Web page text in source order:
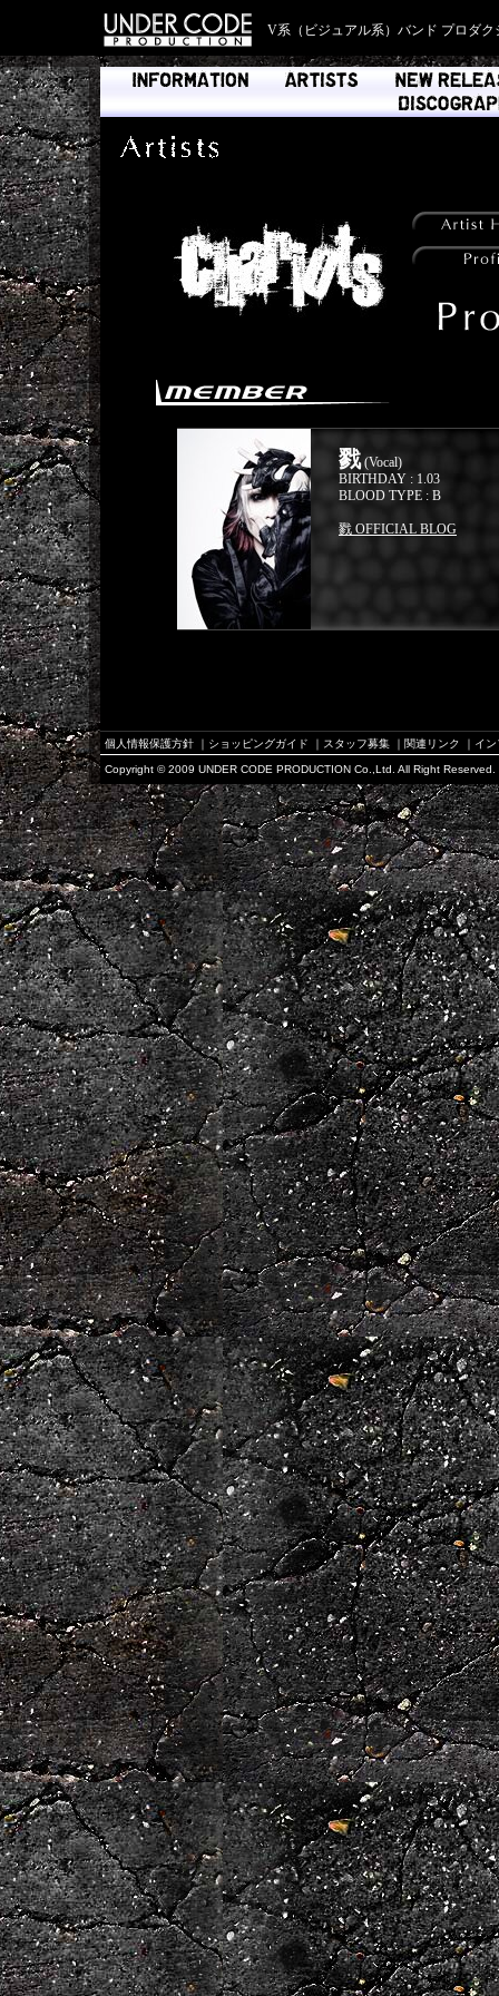
V系（ビジュアル系）バンド プロダク
戮(Vocal)
BIRTHDAY : 1.03
BLOOD TYPE : B
戮 OFFICIAL BLOG
個人情報保護方針 ｜ ショッピングガイド ｜ スタッフ募集 ｜ 関連リンク ｜ イ
Copyright © 2009 UNDER CODE PRODUCTION Co.,Ltd. All Right Reserved.